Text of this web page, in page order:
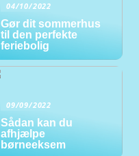
04/10/2022
Gør dit sommerhus
til den perfekte
feriebolig
09/09/2022
Sådan kan du
afhjælpe
børneeksem